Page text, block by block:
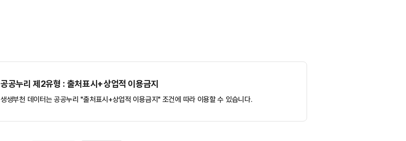
공공누리 제2유형 : 출처표시+상업적 이용금지
생생부천 데이터는 공공누리 "출처표시+상업적 이용금지" 조건에 따라 이용할 수 있습니다.